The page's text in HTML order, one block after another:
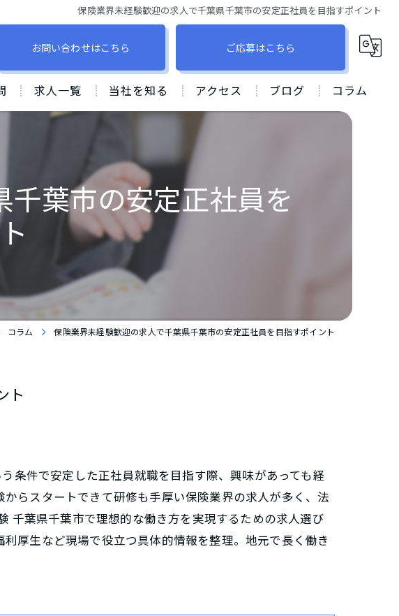
保険業界未経験歓迎の求人で千葉県千葉市の安定正社員を目指すポイント
お問い合わせはこちら ご応募はこちら
求人一覧 当社を知る
飛び込み営業なし
産休育休
未経験
ノルマなし
アクセス
株式会社アスユー
ブログ コラム
葉市の安定正社員を
コラム 保険業界未経験歓迎の求人で千葉県千葉市の安定正社員を目指すポイント
ト
条件で安定した正社員就職を目指す際、興味があっても経
らスタートできて研修も手厚い保険業界の求人が多く、法
千葉県千葉市で理想的な働き方を実現するための求人選び
厚生など現場で役立つ具体的情報を整理。地元で長く働き